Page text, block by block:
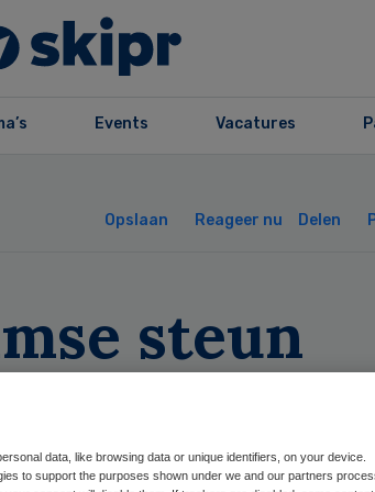
Events Vacatures
Opslaan Reageer nu Delen
steun
data, like browsing data or unique identifiers, on your device.
to support the purposes shown under we and our partners